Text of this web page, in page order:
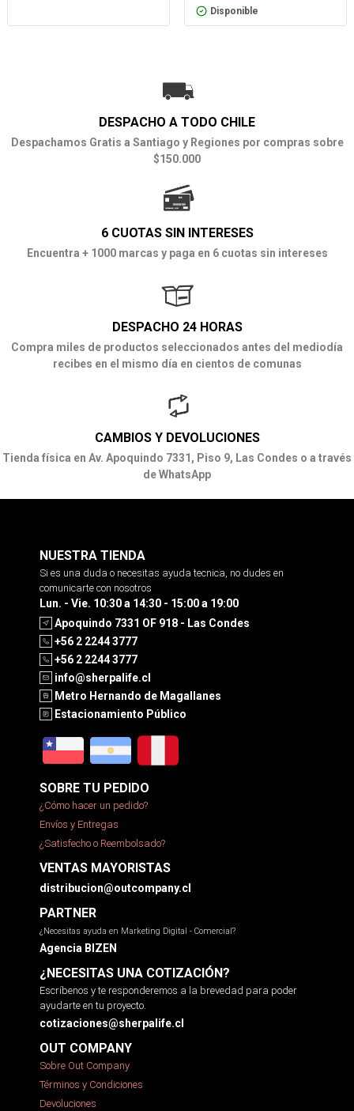
Disponible
DESPACHO A TODO CHILE
Despachamos Gratis a Santiago y Regiones por compras sobre
$150.000
6 CUOTAS SIN INTERESES
Encuentra + 1000 marcas y paga en 6 cuotas sin intereses
DESPACHO 24 HORAS
Compra miles de productos seleccionados antes del mediodía
recibes en el mismo día en cientos de comunas
CAMBIOS Y DEVOLUCIONES
Tienda física en Av. Apoquindo 7331, Piso 9, Las Condes o a través
de WhatsApp
NUESTRA TIENDA
Si es una duda o necesitas ayuda tecnica, no dudes en
comunicarte con nosotros
Lun. - Vie. 10:30 a 14:30 - 15:00 a 19:00
Apoquindo 7331 OF 918 - Las Condes
+56 2 2244 3777
+56 2 2244 3777
info@sherpalife.cl
Metro Hernando de Magallanes
Estacionamiento Público
SOBRE TU PEDIDO
¿Cómo hacer un pedido?
Envíos y Entregas
¿Satisfecho o Reembolsado?
VENTAS MAYORISTAS
distribucion@outcompany.cl
PARTNER
¿Necesitas ayuda en Marketing Digital - Comercial?
Agencia BIZEN
¿NECESITAS UNA COTIZACIÓN?
Escríbenos y te responderemos a la brevedad para poder
ayudarte en tu proyecto.
cotizaciones@sherpalife.cl
OUT COMPANY
Sobre Out Company
Términos y Condiciones
Devoluciones